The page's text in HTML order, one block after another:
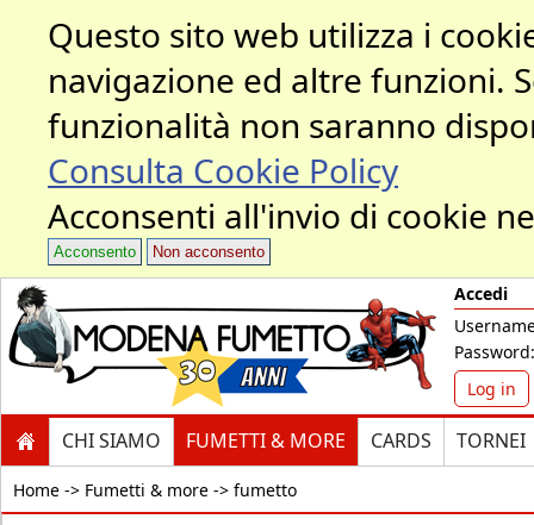
Questo sito web utilizza i
navigazione ed altre funzioni.
funzionalità non saranno
Consulta Cookie Policy
Acconsenti all'invio di cookie
Acconsento Non acconsento
Accedi
Password:
Log in
CHI SIAMO FUMETTI & MORE CARDS TORNEI
Home -> Fumetti & more -> fumetto